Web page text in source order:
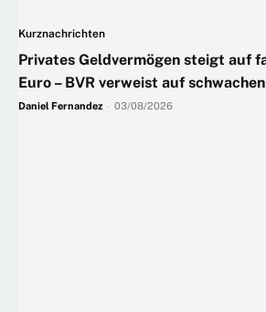
Kurznachrichten
Privates Geldvermögen steigt auf
Euro – BVR verweist auf
Daniel Fernandez 03/08/2026